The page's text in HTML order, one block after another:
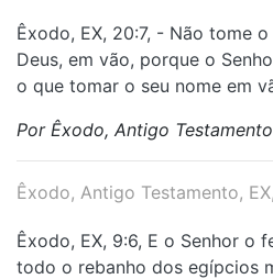
Êxodo, EX, 20:7, - Não tome
Deus, em vão, porque o
o que tomar o seu nome em
Por Êxodo, Antigo Testamento
Êxodo, Antigo Testamento,
Êxodo, EX, 9:6, E o Senhor o
todo o rebanho dos egípcios